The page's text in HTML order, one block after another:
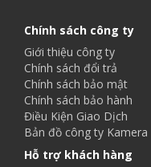
Chính sách công ty
Giới thiệu công ty
Chính sách đổi trả
Chính sách bảo mật
Chính sách bảo hành
Điều Kiện Giao Dịch
Bản đồ công ty Kamera
Hỗ trợ khách hàng